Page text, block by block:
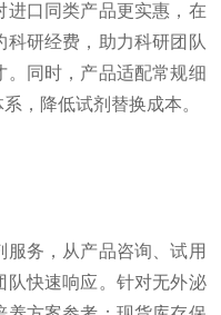
进口同类产品更实惠，在
研经费，助力科研团队
同时，产品适配常规细
，降低试剂替换成本。
务，从产品咨询、试用
队快速响应。针对无外泌